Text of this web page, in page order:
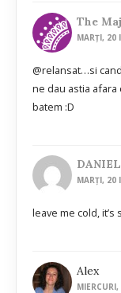
The
MARȚI, 20
@relansat…si
ne dau astia afara
batem :D
MARȚI, 20
leave me cold,
Alex